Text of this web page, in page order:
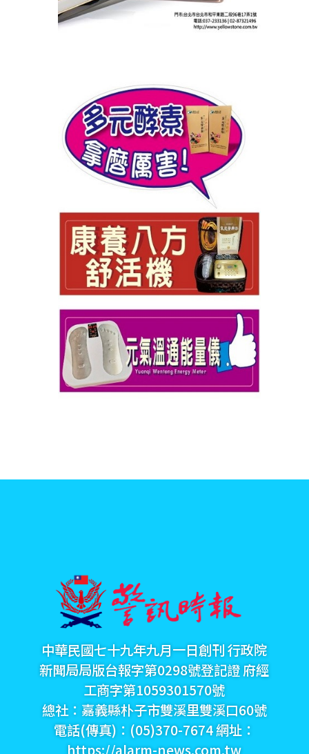
中華民國七十九年九月一日創刊 行政院
新聞局局版台報字第0298號登記證 府經
工商字第1059301570號
總社：嘉義縣朴子市雙溪里雙溪口60號
電話(傳真)：(05)370-7674 網址：
https://alarm-news.com.tw